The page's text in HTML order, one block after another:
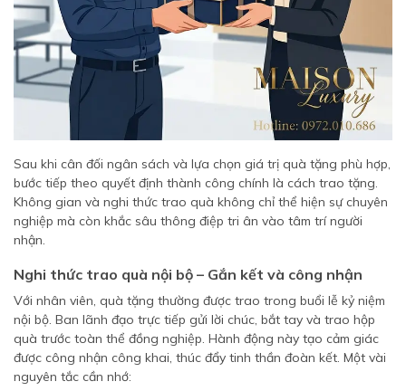
Sau khi cân đối ngân sách và lựa chọn giá trị quà tặng phù hợp,
bước tiếp theo quyết định thành công chính là cách trao tặng.
Không gian và nghi thức trao quà không chỉ thể hiện sự chuyên
nghiệp mà còn khắc sâu thông điệp tri ân vào tâm trí người
nhận.
Nghi thức trao quà nội bộ – Gắn kết và công nhận
Với nhân viên, quà tặng thường được trao trong buổi lễ kỷ niệm
nội bộ. Ban lãnh đạo trực tiếp gửi lời chúc, bắt tay và trao hộp
quà trước toàn thể đồng nghiệp. Hành động này tạo cảm giác
được công nhận công khai, thúc đẩy tinh thần đoàn kết. Một vài
nguyên tắc cần nhớ: